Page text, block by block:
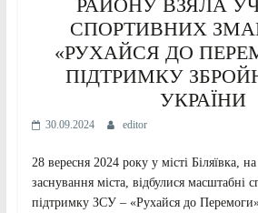
РАЙОНУ ВЗЯЛА
СПОРТИВНИХ
«РУХАЙСЯ ДО
ПІДТРИМКУ
УКРАЇНИ
30.09.2024 editor
28 вересня 2024 року у місті Біляївка,
заснування міста, відбулися масштабні
підтримку ЗСУ – «Рухайся до